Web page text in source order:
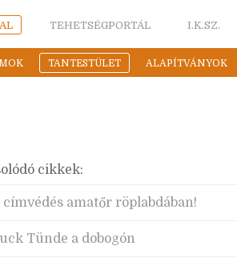
TEHETSÉGPORTÁL I.K.SZ.
TANTESTÜLET ALAPÍTVÁNYOK
cikkek:
címvédés amatőr röplabdában!
Tünde a dobogón